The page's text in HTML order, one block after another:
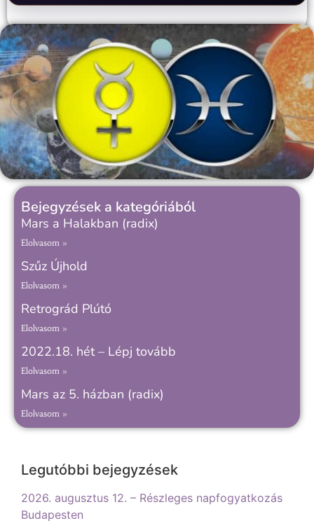
Bejegyzések a kategóriából
Mars a Halakban (radix)
Elolvasom »
Szűz Újhold
Elolvasom »
Retrográd Plútó
Elolvasom »
2022.18. hét – Lépj tovább
Elolvasom »
Mars az 5. házban (radix)
Elolvasom »
Legutóbbi bejegyzések
2026. augusztus 12. – Részleges napfogyatkozás
Budapesten